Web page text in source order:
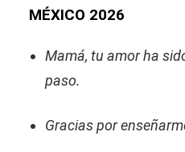
MÉXICO 2026
Mamá, tu amor ha
paso.
Gracias por